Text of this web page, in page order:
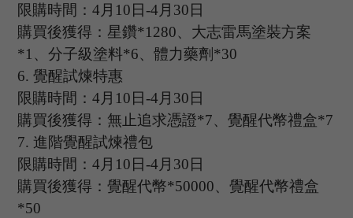
限購時間：4 月 10日-4 月 30日
購買後獲得：星鑽*1280、大志雷馬塗裝方案
*1、分子級塗料*6、體力藥劑*30
6. 覺醒試煉特惠
限購時間：4 月 10日-4 月 30日
購買後獲得：無止追求憑證*7、覺醒代幣禮盒*7
7. 進階覺醒試煉禮包
限購時間：4 月 10日-4 月 30日
購買後獲得：覺醒代幣*50000、覺醒代幣禮盒
*50